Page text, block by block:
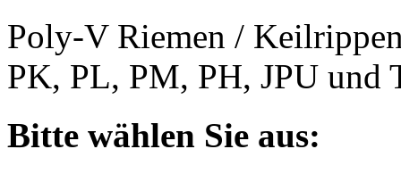
Poly-V Riemen /
PK, PL, PM, PH, JPU und
Bitte wählen Sie aus: